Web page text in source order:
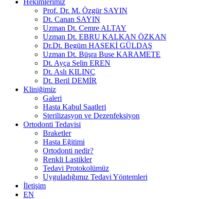
Hekimlerimiz
Prof. Dr. M. Özgür SAYIN
Dt. Canan SAYIN
Uzman Dt. Cemre ALTAY
Uzman Dt. EBRU KALKAN ÖZKAN
Dr.Dt. Begüm HASEKİ GÜLDAŞ
Uzman Dt. Büşra Buse KARAMETE
Dt. Ayça Selin EREN
Dt. Aslı KILINÇ
Dt. Beril DEMİR
Kliniğimiz
Galeri
Hasta Kabul Saatleri
Sterilizasyon ve Dezenfeksiyon
Ortodonti Tedavisi
Braketler
Hasta Eğitimi
Ortodonti nedir?
Renkli Lastikler
Tedavi Protokolümüz
Uyguladığımız Tedavi Yöntemleri
İletişim
EN